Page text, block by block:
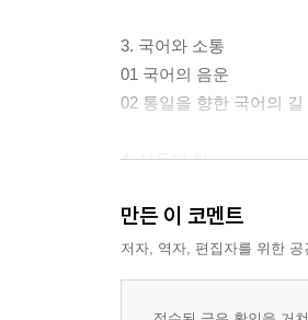
3. 국어와 소통
01 국어의 음운
02 통일을 향한 국어의 길
4. 설득의 힘
02 설득 전략 분석하며 듣
만든 이 코멘트
저자, 역자, 편집자를 위한